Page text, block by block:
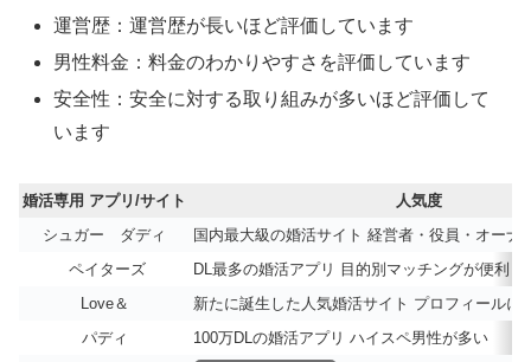
運営歴：運営歴が長いほど評価しています
男性料金：料金のわかりやすさを評価しています
安全性：安全に対する取り組みが多いほど評価して
います
婚活専用 アプリ/サイト
人気度
シュガー ダディ
国内最大級の婚活サイト 経営者・役員・オーナ
ペイターズ
DL最多の婚活アプリ 目的別マッチングが便利
Love＆
新たに誕生した人気婚活サイト プロフィールに
パディ
100万DLの婚活アプリ ハイスペ男性が多い